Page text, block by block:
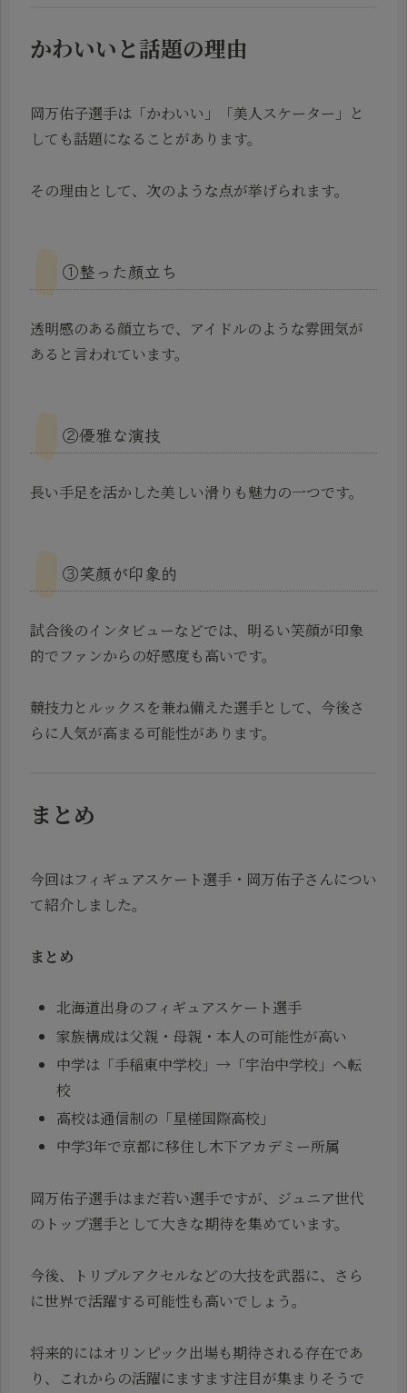
かわいいと話題の理由
岡万佑子選手は「かわいい」「美人スケーター」と
しても話題になることがあります。
その理由として、次のような点が挙げられます。
①整った顔立ち
透明感のある顔立ちで、アイドルのような雰囲気が
あると言われています。
②優雅な演技
長い手足を活かした美しい滑りも魅力の一つです。
③笑顔が印象的
試合後のインタビューなどでは、明るい笑顔が印象
的でファンからの好感度も高いです。
競技力とルックスを兼ね備えた選手として、今後さ
らに人気が高まる可能性があります。
まとめ
今回はフィギュアスケート選手・岡万佑子さんについ
て紹介しました。
まとめ
北海道出身のフィギュアスケート選手
家族構成は父親・母親・本人の可能性が高い
中学は「手稲東中学校」→「宇治中学校」へ転
校
高校は通信制の「星槎国際高校」
中学3年で京都に移住し木下アカデミー所属
岡万佑子選手はまだ若い選手ですが、ジュニア世代
のトップ選手として大きな期待を集めています。
今後、トリプルアクセルなどの大技を武器に、さら
に世界で活躍する可能性も高いでしょう。
将来的にはオリンピック出場も期待される存在であ
り、これからの活躍にますます注目が集まりそうで